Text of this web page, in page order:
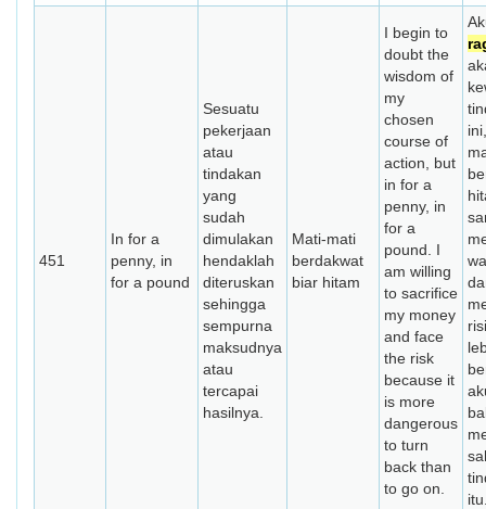
451
In for a
penny, in
for a pound
Sesuatu
pekerjaan
atau
tindakan
yang
sudah
dimulakan
hendaklah
diteruskan
sehingga
sempurna
maksudnya
atau
tercapai
hasilnya.
Mati-mati
berdakwat
biar hitam
I begin to
doubt the
wisdom of
my
chosen
course of
action, but
in for a
penny, in
for a
pound. I
am willing
to sacrifice
my money
and face
the risk
because it
is more
dangerous
to turn
back than
to go on.